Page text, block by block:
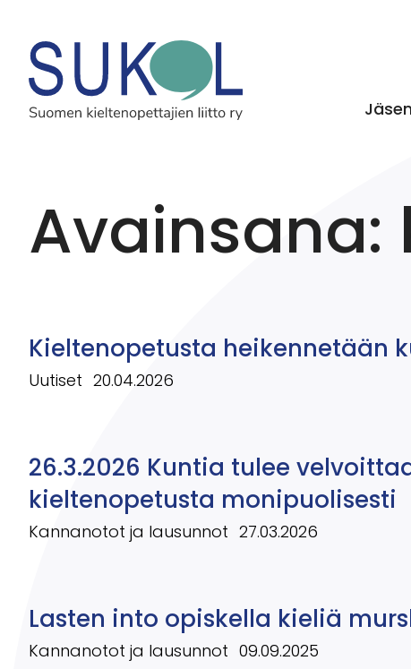
Avainsana:
Kieltenopetusta heikennetään
Uutiset 20.04.2026
26.3.2026 Kuntia tulee
kieltenopetusta monipuolisesti
Kannanotot ja lausunnot 27.03.2026
Lasten into opiskella kieliä
Kannanotot ja lausunnot 09.09.2025